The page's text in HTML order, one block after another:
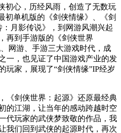
初心，历经风雨，创造了无数玩
初单机版的《剑侠情缘》、《剑
月影传说》，到网游风潮兴起
再到手游版的《剑侠世界
网游、手游三大游戏时代，成
一，也见证了中国游戏产业的发
玩家，展现了“剑侠情缘”IP经岁
《剑侠世界：起源》还原最经典
的江湖，让当年的感动跨越时空
代玩家的武侠梦致敬的作品，我
我们回到武侠的起源时代，再次